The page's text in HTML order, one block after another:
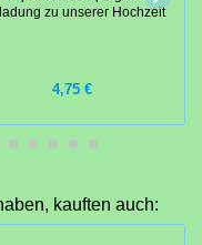
zu unserer Hochzeit
4,75 €
kauften auch: